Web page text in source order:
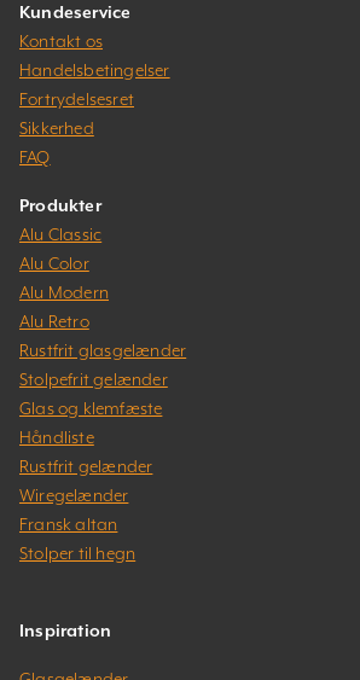
Kundeservice
Kontakt os
Handelsbetingelser
Fortrydelsesret
Sikkerhed
FAQ
Produkter
Alu Classic
Alu Color
Alu Modern
Alu Retro
Rustfrit glasgelænder
Stolpefrit gelænder
Glas og klemfæste
Håndliste
Rustfrit gelænder
Wiregelænder
Fransk altan
Stolper til hegn
Inspiration